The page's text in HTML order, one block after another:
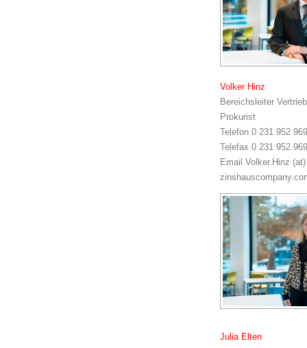
Volker Hinz
Bereichsleiter Vertrieb
Prokurist
Telefon 0 231 952
Telefax 0 231 952
Email Volker.Hinz (at)
Julia Elten